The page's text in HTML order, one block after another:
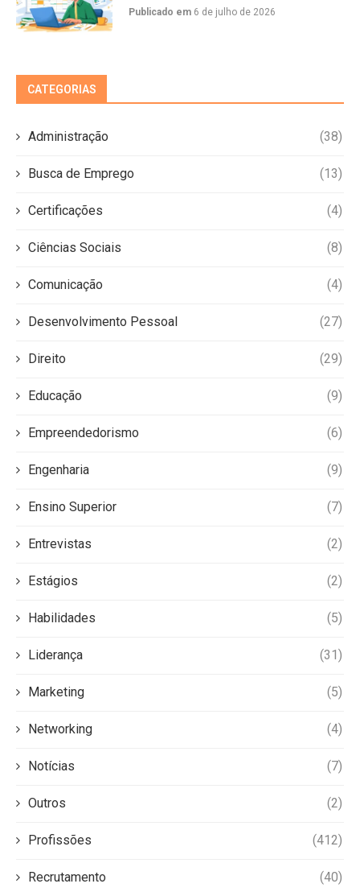
Publicado em 6 de julho de 2026
CATEGORIAS
Administração (38)
Busca de Emprego (13)
Certificações (4)
Ciências Sociais (8)
Comunicação (4)
Desenvolvimento Pessoal (27)
Direito (29)
Educação (9)
Empreendedorismo (6)
Engenharia (9)
Ensino Superior (7)
Entrevistas (2)
Estágios (2)
Habilidades (5)
Liderança (31)
Marketing (5)
Networking (4)
Notícias (7)
Outros (2)
Profissões (412)
Recrutamento (40)